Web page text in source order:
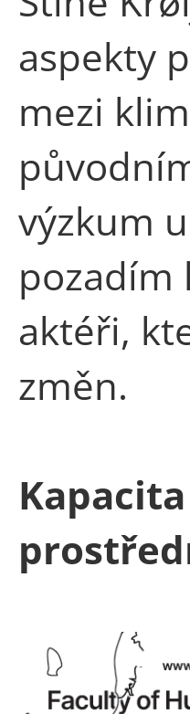
aspekty
mezi
výzkum
pozadím
aktéři,
změn.